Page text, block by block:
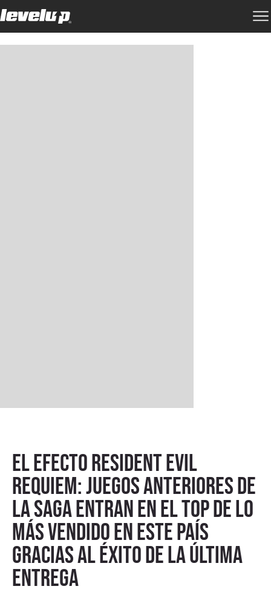
El efecto Resident Evil
Requiem: juegos anteriores de
la saga entran en el top de lo
más vendido en este país
gracias al éxito de la última
entrega